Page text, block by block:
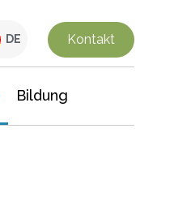
DE Kontakt
Bildung